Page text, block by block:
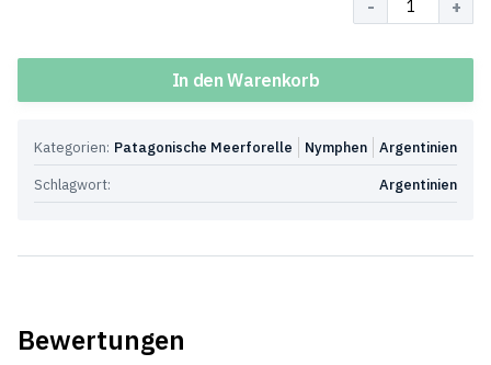
In den Warenkorb
Kategorien: Argentinien
Nymphen
Patagonische Meerforelle
Schlagwort:
Argentinien
Bewertungen